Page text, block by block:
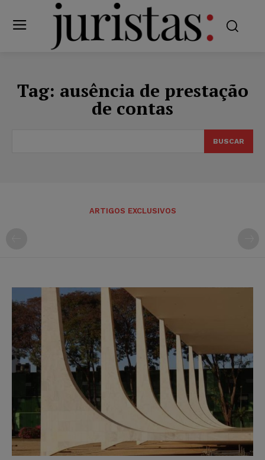
Tag: ausência de prestação
de contas
BUSCAR
ARTIGOS EXCLUSIVOS